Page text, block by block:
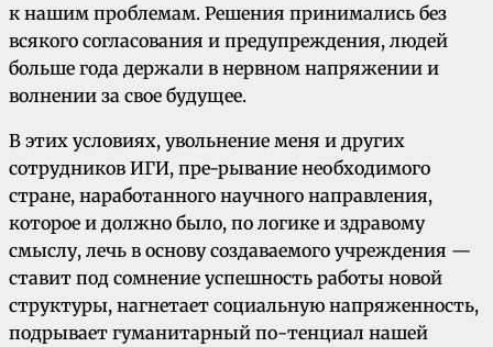
к нашим проблемам. Решения принимались без
всякого согласования и предупреждения, людей
больше года держали в нервном напряжении и
волнении за свое будущее.
В этих условиях, увольнение меня и других
сотрудников ИГИ, пpe-pывaниe необходимого
стране, наработанного научного направления,
которое и должно было, по логике и здравому
смыслу, лечь в основу создаваемого учреждения —
ставит под сомнение успешность работы новой
структуры, нагнетает социальную напряженность,
подрывает гуманитарный пo-тeнциал нашей